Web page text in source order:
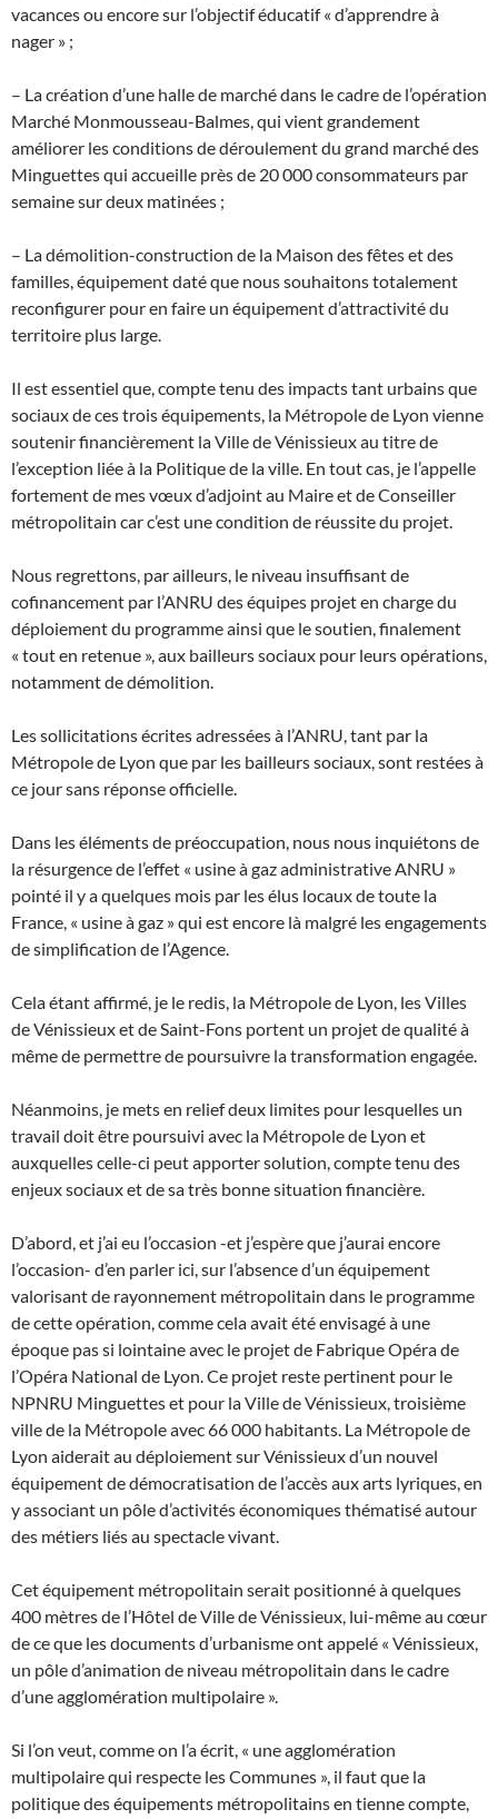
vacances ou encore sur l’objectif éducatif « d’apprendre à
nager » ;
– La création d’une halle de marché dans le cadre de l’opération
Marché Monmousseau-Balmes, qui vient grandement
améliorer les conditions de déroulement du grand marché des
Minguettes qui accueille près de 20 000 consommateurs par
semaine sur deux matinées ;
– La démolition-construction de la Maison des fêtes et des
familles, équipement daté que nous souhaitons totalement
reconfigurer pour en faire un équipement d’attractivité du
territoire plus large.
Il est essentiel que, compte tenu des impacts tant urbains que
sociaux de ces trois équipements, la Métropole de Lyon vienne
soutenir financièrement la Ville de Vénissieux au titre de
l’exception liée à la Politique de la ville. En tout cas, je l’appelle
fortement de mes vœux d’adjoint au Maire et de Conseiller
métropolitain car c’est une condition de réussite du projet.
Nous regrettons, par ailleurs, le niveau insuffisant de
cofinancement par l’ANRU des équipes projet en charge du
déploiement du programme ainsi que le soutien, finalement
« tout en retenue », aux bailleurs sociaux pour leurs opérations,
notamment de démolition.
Les sollicitations écrites adressées à l’ANRU, tant par la
Métropole de Lyon que par les bailleurs sociaux, sont restées à
ce jour sans réponse officielle.
Dans les éléments de préoccupation, nous nous inquiétons de
la résurgence de l’effet « usine à gaz administrative ANRU »
pointé il y a quelques mois par les élus locaux de toute la
France, « usine à gaz » qui est encore là malgré les engagements
de simplification de l’Agence.
Cela étant affirmé, je le redis, la Métropole de Lyon, les Villes
de Vénissieux et de Saint-Fons portent un projet de qualité à
même de permettre de poursuivre la transformation engagée.
Néanmoins, je mets en relief deux limites pour lesquelles un
travail doit être poursuivi avec la Métropole de Lyon et
auxquelles celle-ci peut apporter solution, compte tenu des
enjeux sociaux et de sa très bonne situation financière.
D’abord, et j’ai eu l’occasion -et j’espère que j’aurai encore
l’occasion- d’en parler ici, sur l’absence d’un équipement
valorisant de rayonnement métropolitain dans le programme
de cette opération, comme cela avait été envisagé à une
époque pas si lointaine avec le projet de Fabrique Opéra de
l’Opéra National de Lyon. Ce projet reste pertinent pour le
NPNRU Minguettes et pour la Ville de Vénissieux, troisième
ville de la Métropole avec 66 000 habitants. La Métropole de
Lyon aiderait au déploiement sur Vénissieux d’un nouvel
équipement de démocratisation de l’accès aux arts lyriques, en
y associant un pôle d’activités économiques thématisé autour
des métiers liés au spectacle vivant.
Cet équipement métropolitain serait positionné à quelques
400 mètres de l’Hôtel de Ville de Vénissieux, lui-même au cœur
de ce que les documents d’urbanisme ont appelé « Vénissieux,
un pôle d’animation de niveau métropolitain dans le cadre
d’une agglomération multipolaire ».
Si l’on veut, comme on l’a écrit, « une agglomération
multipolaire qui respecte les Communes », il faut que la
politique des équipements métropolitains en tienne compte,